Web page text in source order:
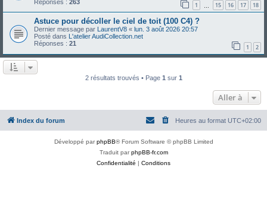
Réponses : 263 1 15 16 17 18
Astuce pour décoller le ciel de toit (100 C4) ?
Dernier message par LaurentV8 « lun. 3 août 2026 20:57
Posté dans L'atelier AudiCollection.net
Réponses : 21 1 2
2 résultats trouvés • Page 1 sur 1
Aller à
Index du forum Heures au format UTC+02:00
Développé parphpBB® Forum Software © phpBB Limited
Traduit parphpBB-fr.com
Confidentialité | Conditions